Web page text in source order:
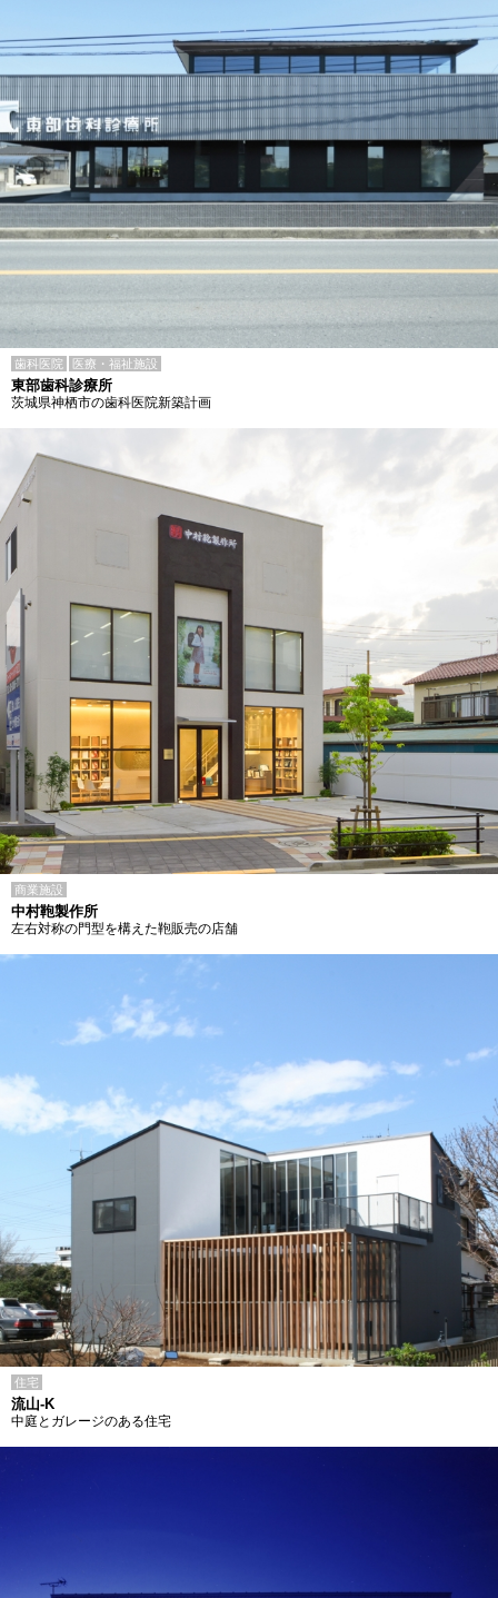
歯科医院 医療・福祉施設
東部歯科診療所
茨城県神栖市の歯科医院新築計画
商業施設
中村鞄製作所
左右対称の門型を構えた鞄販売の店舗
住宅
流山-K
中庭とガレージのある住宅